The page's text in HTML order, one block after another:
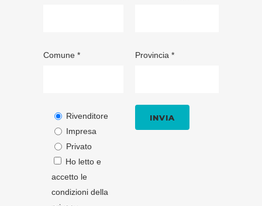
Comune *
Rivenditore
Impresa
Privato
Ho letto e
accetto le
condizioni della
Provincia *